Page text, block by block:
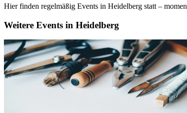
Hier finden regelmäßig Events in Heidelberg statt –
Weitere Events in Heidelberg